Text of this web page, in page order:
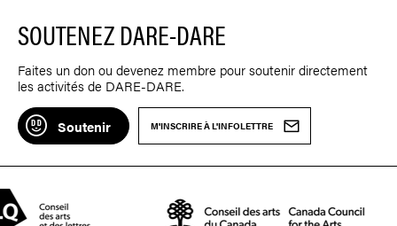
SOUTENEZ DARE-DARE
Faites un don ou devenez membre pour soutenir directement
les activités de DARE-DARE.
Soutenir M'INSCRIRE À L'INFOLETTRE